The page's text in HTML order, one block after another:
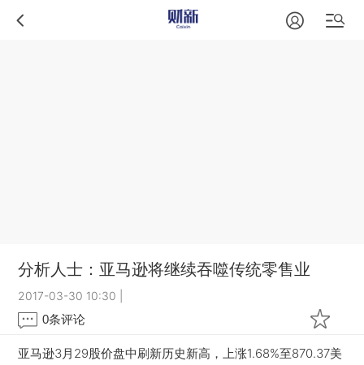
分析人士：亚马逊将继续吞噬传统零售业
2017-03-30 10:30
0条评论
亚马逊3月29股价盘中刷新历史新高，上涨1.68%至870.37美